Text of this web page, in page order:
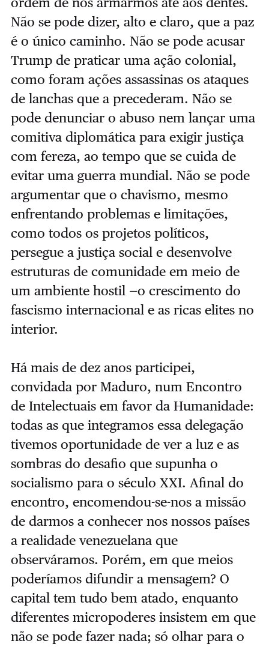
Não se pode dizer, alto e claro, que a paz
é o único caminho. Não se pode acusar
Trump de praticar uma ação colonial,
como foram ações assassinas os ataques
de lanchas que a precederam. Não se
pode denunciar o abuso nem lançar uma
comitiva diplomática para exigir justiça
com fereza, ao tempo que se cuida de
evitar uma guerra mundial. Não se pode
argumentar que o chavismo, mesmo
enfrentando problemas e limitações,
como todos os projetos políticos,
persegue a justiça social e desenvolve
estruturas de comunidade em meio de
um ambiente hostil —o crescimento do
fascismo internacional e as ricas elites no
interior.
Há mais de dez anos participei,
convidada por Maduro, num Encontro
de Intelectuais em favor da Humanidade:
todas as que integramos essa delegação
tivemos oportunidade de ver a luz e as
sombras do desafio que supunha o
socialismo para o século XXI. Afinal do
encontro, encomendou-se-nos a missão
de darmos a conhecer nos nossos países
a realidade venezuelana que
observáramos. Porém, em que meios
poderíamos difundir a mensagem? O
capital tem tudo bem atado, enquanto
diferentes micropoderes insistem em que
não se pode fazer nada; só olhar para o